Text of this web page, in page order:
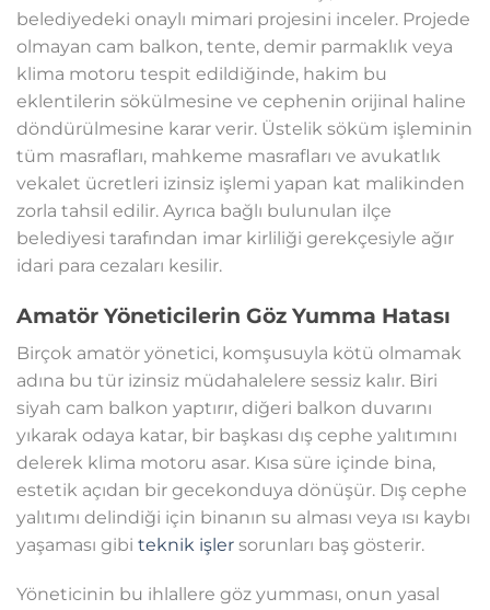
belediyedeki onaylı mimari projesini inceler. Projede
olmayan cam balkon, tente, demir parmaklık veya
klima motoru tespit edildiğinde, hakim bu
eklentilerin sökülmesine ve cephenin orijinal haline
döndürülmesine karar verir. Üstelik söküm işleminin
tüm masrafları, mahkeme masrafları ve avukatlık
vekalet ücretleri izinsiz işlemi yapan kat malikinden
zorla tahsil edilir. Ayrıca bağlı bulunulan ilçe
belediyesi tarafından imar kirliliği gerekçesiyle ağır
idari para cezaları kesilir.
Amatör Yöneticilerin Göz Yumma Hatası
Birçok amatör yönetici, komşusuyla kötü olmamak
adına bu tür izinsiz müdahalelere sessiz kalır. Biri
siyah cam balkon yaptırır, diğeri balkon duvarını
yıkarak odaya katar, bir başkası dış cephe yalıtımını
delerek klima motoru asar. Kısa süre içinde bina,
estetik açıdan bir gecekonduya dönüşür. Dış cephe
yalıtımı delindiği için binanın su alması veya ısı kaybı
yaşaması gibi teknik işler sorunları baş gösterir.
Yöneticinin bu ihlallere göz yumması, onun yasal